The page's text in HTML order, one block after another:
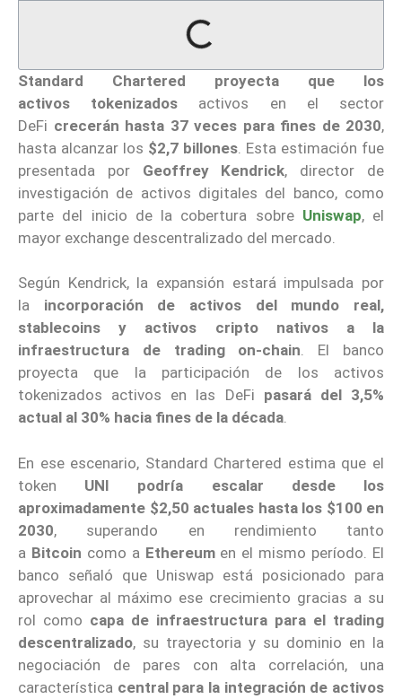
Standard Chartered
proyecta que los
activos
tokenizados activos en el sector
DeFi crecerán hasta 37 veces para fines de 2030,
hasta alcanzar los $2,7 billones . Esta estimación fue
presentada por Geoffrey Kendrick, director de
investigación de activos digitales del banco, como
parte del inicio de la cobertura sobre Uniswap, el
mayor exchange descentralizado del mercado.
Según Kendrick, la expansión estará impulsada por
la incorporación de activos del mundo real,
stablecoins y activos cripto nativos a la
infraestructura de trading on-chain. El banco
proyecta que la participación de los activos
tokenizados activos en las DeFi pasará del 3,5%
actual al 30% hacia fines de la década.
En ese escenario, Standard Chartered estima que el
token UNI podría escalar desde los
aproximadamente $2,50 actuales hasta los $100 en
2030, superando en rendimiento tanto
a Bitcoin como a Ethereum en el mismo período. El
banco señaló que Uniswap está posicionado para
aprovechar al máximo ese crecimiento gracias a su
rol como capa de infraestructura para el trading
descentralizado, su trayectoria y su dominio en la
negociación de pares con alta correlación, una
característica central para la integración de activos